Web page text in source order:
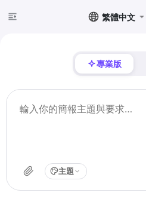
繁體中文
專業版
主題